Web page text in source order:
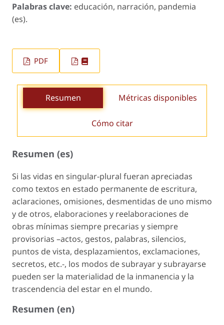
Palabras clave: educación, narración, pandemia
(es).
PDF
Resumen Métricas disponibles
Cómo citar
Resumen (es)
Si las vidas en singular-plural fueran apreciadas
como textos en estado permanente de escritura,
aclaraciones, omisiones, desmentidas de uno mismo
y de otros, elaboraciones y reelaboraciones de
obras mínimas siempre precarias y siempre
provisorias –actos, gestos, palabras, silencios,
puntos de vista, desplazamientos, exclamaciones,
secretos, etc.-, los modos de subrayar y subrayarse
pueden ser la materialidad de la inmanencia y la
trascendencia del estar en el mundo.
Resumen (en)